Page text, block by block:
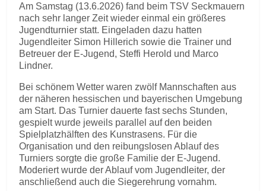
Am Samstag (13.6.2026) fand beim TSV Seckmauern
nach sehr langer Zeit wieder einmal ein größeres
Jugendturnier statt. Eingeladen dazu hatten
Jugendleiter Simon Hillerich sowie die Trainer und
Betreuer der E-Jugend, Steffi Herold und Marco
Lindner.
Bei schönem Wetter waren zwölf Mannschaften aus
der näheren hessischen und bayerischen Umgebung
am Start. Das Turnier dauerte fast sechs Stunden,
gespielt wurde jeweils parallel auf den beiden
Spielplatzhälften des Kunstrasens. Für die
Organisation und den reibungslosen Ablauf des
Turniers sorgte die große Familie der E-Jugend.
Moderiert wurde der Ablauf vom Jugendleiter, der
anschließend auch die Siegerehrung vornahm.